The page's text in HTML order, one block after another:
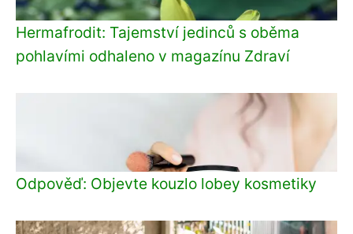
Hermafrodit: Tajemství jedinců s oběma
pohlavími odhaleno v magazínu Zdraví
Odpověď: Objevte kouzlo lobey kosmetiky